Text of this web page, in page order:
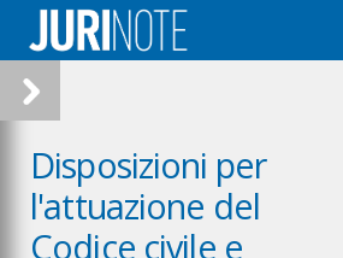
Disposizioni per
l'attuazione del
Codice civile e